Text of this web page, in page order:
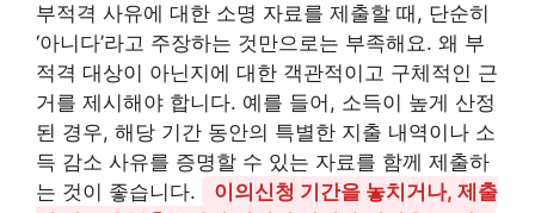
부적격 사유에 대한 소명 자료를 제출할 때, 단순히
‘아니다’라고 주장하는 것만으로는 부족해요. 왜 부
적격 대상이 아닌지에 대한 객관적이고 구체적인 근
거를 제시해야 합니다. 예를 들어, 소득이 높게 산정
된 경우, 해당 기간 동안의 특별한 지출 내역이나 소
득 감소 사유를 증명할 수 있는 자료를 함께 제출하
는 것이 좋습니다.
이의신청 기간을 놓치거나, 제출